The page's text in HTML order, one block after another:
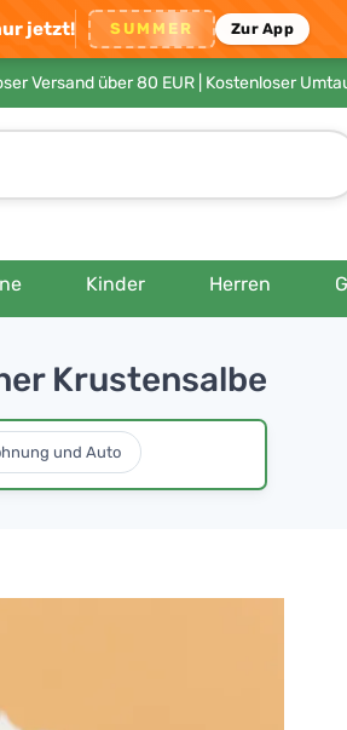
jetzt! SUMMER Zur App
Versand über 80 EUR | Kostenloser
Kinder Herren
Krustensalbe
und Auto